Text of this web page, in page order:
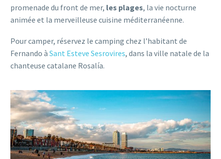
promenade du front de mer, les plages, la vie nocturne
animée et la merveilleuse cuisine méditerranéenne.
Pour camper, réservez le camping chez l’habitant de
Fernando à Sant Esteve Sesrovires, dans la ville natale de la
chanteuse catalane Rosalía.